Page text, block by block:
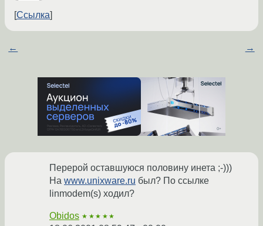
Ссылка
← →
Перерой оставшуюся половину инета ;-)))
На www.unixware.ru был? По ссылке
linmodem(s) ходил?
Obidos ★★★★★